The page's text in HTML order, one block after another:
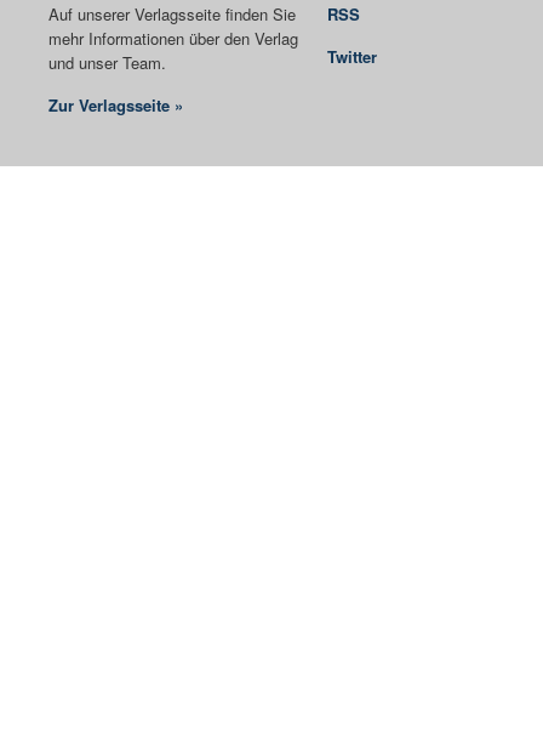
Auf unserer Verlagsseite finden Sie
mehr Informationen über den Verlag
und unser Team.
Zur Verlagsseite »
RSS
Twitter